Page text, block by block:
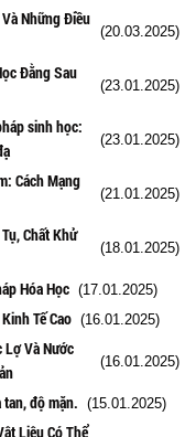
Những Điều
(20.03.2025)
Đằng Sau
(23.01.2025)
sinh học:
(23.01.2025)
Cách Mạng
(21.01.2025)
Chất Khử
(18.01.2025)
Hóa Học (17.01.2025)
Tế Cao (16.01.2025)
Lợ Và Nước
(16.01.2025)
độ mặn. (15.01.2025)
Liệu Có Thể